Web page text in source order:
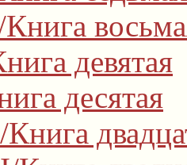
девятая
десятая